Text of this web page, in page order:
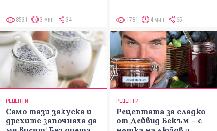
8531 3 мин 34 1781 4 мин 65
РЕЦЕПТИ
Само тази закуска и
дрехите започнаха да
РЕЦЕПТИ
Рецептата за сладко
от Дейвид Бекъм – с